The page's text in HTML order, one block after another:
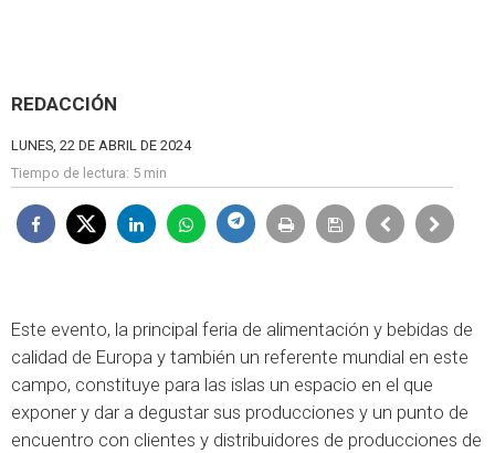
REDACCIÓN
LUNES, 22 DE ABRIL DE 2024
Tiempo de lectura: 5 min
Este evento, la principal feria de alimentación y bebidas de
calidad de Europa y también un referente mundial en este
campo, constituye para las islas un espacio en el que
exponer y dar a degustar sus producciones y un punto de
encuentro con clientes y distribuidores de producciones de